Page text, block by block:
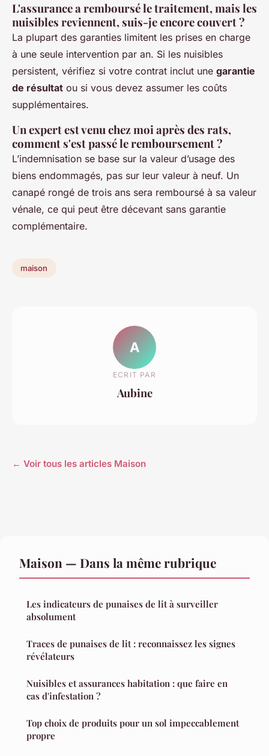
L'assurance a remboursé le traitement, mais les
nuisibles reviennent, suis-je encore couvert ?
La plupart des garanties limitent les prises en charge
à une seule intervention par an. Si les nuisibles
persistent, vérifiez si votre contrat inclut une garantie
de résultat ou si vous devez assumer les coûts
supplémentaires.
Un expert est venu chez moi après des rats,
comment s'est passé le remboursement ?
L’indemnisation se base sur la valeur d’usage des
biens endommagés, pas sur leur valeur à neuf. Un
canapé rongé de trois ans sera remboursé à sa valeur
vénale, ce qui peut être décevant sans garantie
complémentaire.
maison
A
ECRIT PAR
Aubine
← Voir tous les articles Maison
Maison — Dans la même rubrique
Les indicateurs de punaises de lit à surveiller
absolument
Traces de punaises de lit : reconnaissez les signes
révélateurs
Nuisibles et assurances habitation : que faire en
cas d'infestation ?
Top choix de produits pour un sol impeccablement
propre